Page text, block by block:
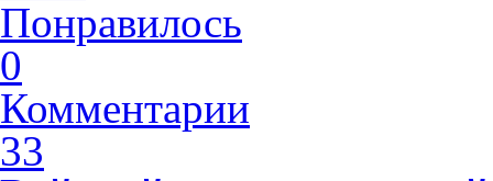
Понравилось
0
Комментарии
33